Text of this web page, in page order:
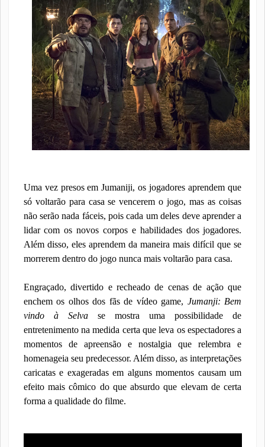
Uma vez presos em Jumaniji, os jogadores aprendem que
só voltarão para casa se vencerem o jogo, mas as coisas
não serão nada fáceis, pois cada um deles deve aprender a
lidar com os novos corpos e habilidades dos jogadores.
Além disso, eles aprendem da maneira mais difícil que se
morrerem dentro do jogo nunca mais voltarão para casa.
Engraçado, divertido e recheado de cenas de ação que
enchem os olhos dos fãs de vídeo game, Jumanji: Bem
vindo à Selvase mostra uma possibilidade de
entretenimento na medida certa que leva os espectadores a
momentos de apreensão e nostalgia que relembra e
homenageia seu predecessor. Além disso, as interpretações
caricatas e exageradas em alguns momentos causam um
efeito mais cômico do que absurdo que elevam de certa
forma a qualidade do filme.